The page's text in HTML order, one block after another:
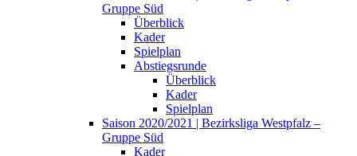
Gruppe Süd
Überblick
Kader
Spielplan
Abstiegsrunde
Überblick
Kader
Spielplan
Saison 2020/2021 | Bezirksliga Westpfalz –
Gruppe Süd
Kader